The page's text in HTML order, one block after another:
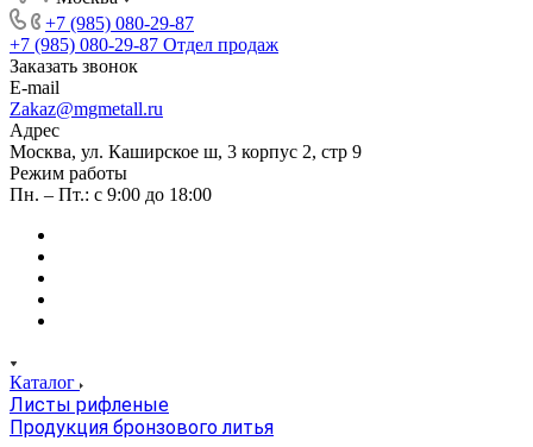
+7 (985) 080-29-87
+7 (985) 080-29-87 Отдел продаж
Заказать звонок
E-mail
Zakaz@mgmetall.ru
Адрес
Москва, ул. Каширское ш, 3 корпус 2, стр 9
Режим работы
Пн. – Пт.: с 9:00 до 18:00
Каталог
Листы рифленые
Продукция бронзового литья